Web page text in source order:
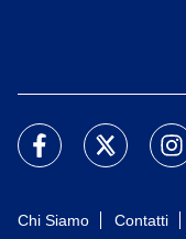
Chi Siamo Contatti